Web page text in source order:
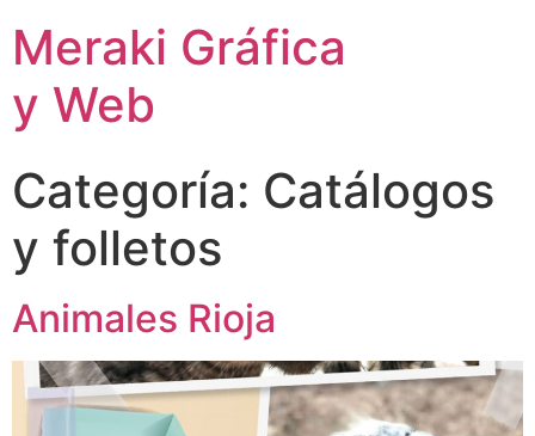
Meraki Gráfica
y Web
Categoría: Catálogos
y folletos
Animales Rioja